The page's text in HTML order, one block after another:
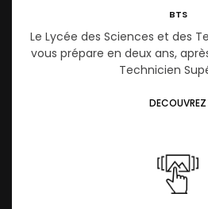
BTS
Le Lycée des Sciences et des
vous prépare en deux ans,
Technicien
DECOUVREZ